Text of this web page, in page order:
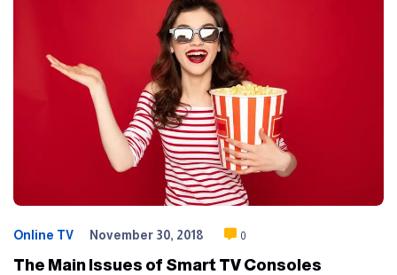
Online TV November 30, 2018 0
The Main Issues of Smart TV Consoles